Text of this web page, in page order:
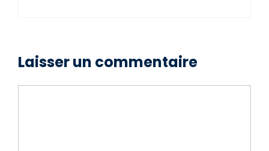
Laisser un commentaire